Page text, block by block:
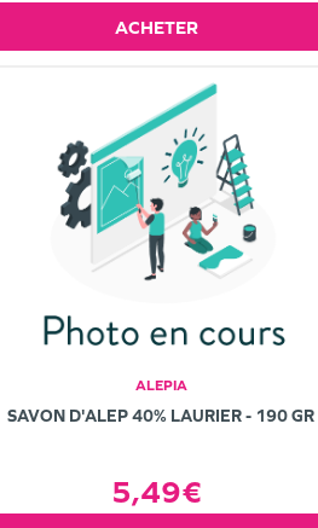
ACHETER
ALEPIA
SAVON D'ALEP 40% LAURIER - 190 GR
5,49€